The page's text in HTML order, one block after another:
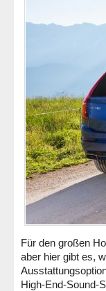
Für den großen
aber hier gibt es,
High-End-Sound-